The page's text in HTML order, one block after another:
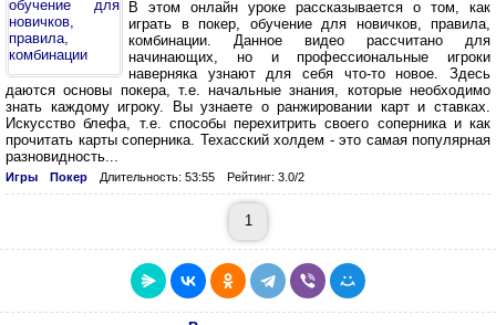
В этом онлайн уроке рассказывается о том, как
играть в покер, обучение для новичков, правила,
комбинации. Данное видео рассчитано для
начинающих, но и профессиональные игроки
наверняка узнают для себя что-то новое. Здесь
даются основы покера, т.е. начальные знания, которые необходимо
знать каждому игроку. Вы узнаете о ранжировании карт и ставках.
Искусство блефа, т.е. способы перехитрить своего соперника и как
прочитать карты соперника. Техасский холдем - это самая популярная
разновидность...
Игры Покер Длительность: 53:55 Рейтинг: 3.0/2
1